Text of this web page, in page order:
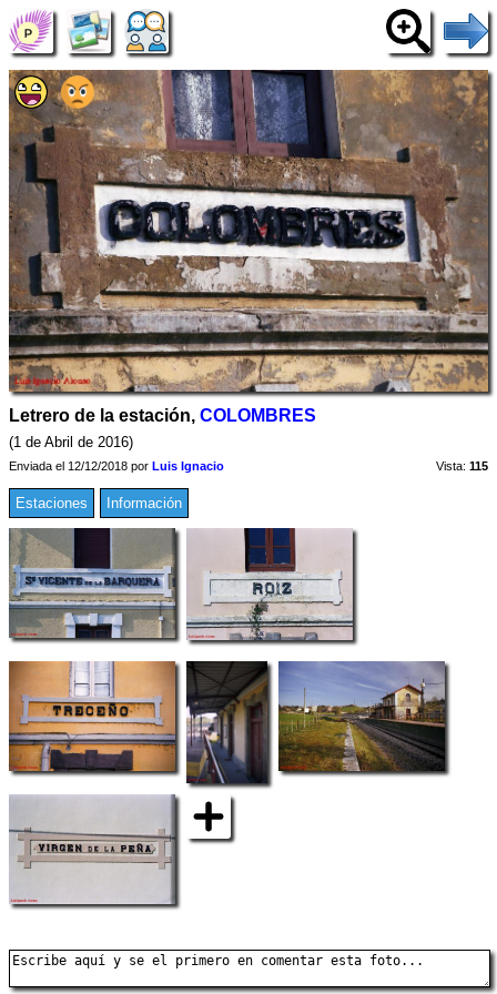
Letrero de la estación, COLOMBRES
(1 de Abril de 2016)
Enviada el 12/12/2018 por Luis Ignacio Vista: 115
Estaciones Información